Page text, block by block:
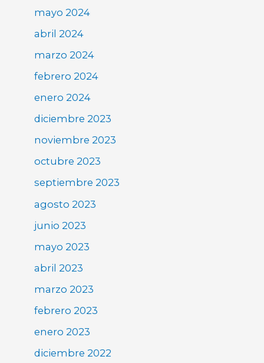
mayo 2024
abril 2024
marzo 2024
febrero 2024
enero 2024
diciembre 2023
noviembre 2023
octubre 2023
septiembre 2023
agosto 2023
junio 2023
mayo 2023
abril 2023
marzo 2023
febrero 2023
enero 2023
diciembre 2022